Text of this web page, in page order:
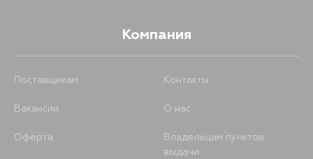
Компания
Поставщикам Контакты
Вакансии О нас
Оферта
Владельцам пунктов
выдачи